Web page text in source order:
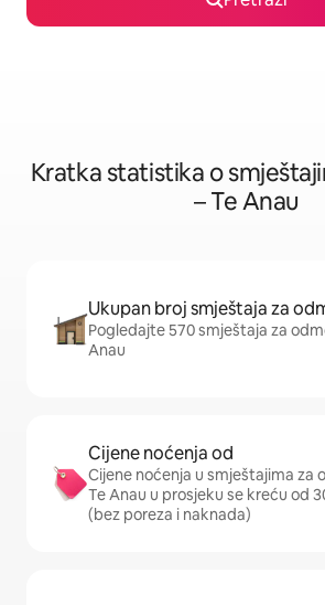
Kratka statistika o
– Te Anau
Ukupan broj smještaja za
Pogledajte 570 smještaja za
Anau
Cijene noćenja od
Cijene noćenja u smještajima za
Te Anau u prosjeku se kreću od
(bez poreza i naknada)